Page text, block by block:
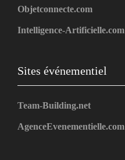
Objetconnecte.com
Intelligence-Artificielle.com
Sites événementiel
Team-Building.net
AgenceEvenementielle.com